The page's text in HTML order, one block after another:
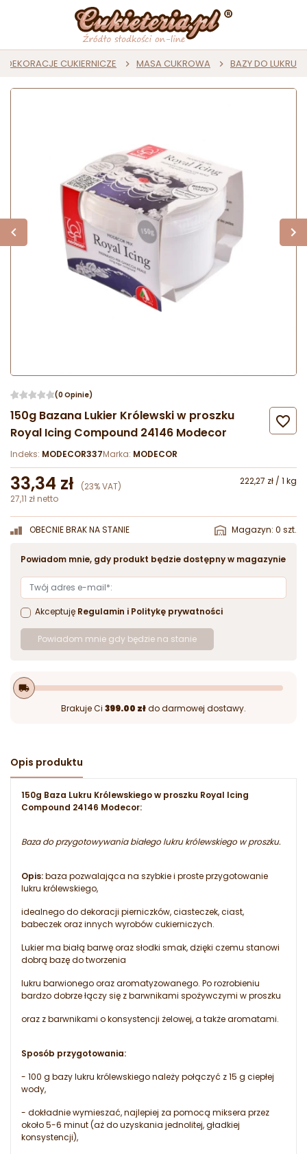
DEKORACJE CUKIERNICZE MASA CUKROWA BAZY DO LUKRU
(0 Opinie)
150g Bazana Lukier Królewski w proszku
Royal Icing Compound 24146 Modecor

Indeks: MODECOR337Marka: MODECOR
33,34 zł (23% VAT)
222,27 zł / 1 kg
27,11 zł netto
OBECNIE BRAK NA STANIE Magazyn: 0 szt.
Powiadom mnie, gdy produkt będzie dostępny w magazynie
Akceptuję Regulamin i Politykę prywatności
Powiadom mnie gdy będzie na stanie
local_shipping
Brakuje Ci 399.00 złdo darmowej dostawy.
Opis produktu
150g Baza Lukru Królewskiego w proszku Royal Icing
Compound 24146 Modecor:
Baza do przygotowywania białego lukru królewskiego w proszku.
Opis:baza pozwalająca na szybkie i proste przygotowanie
lukru królewskiego,
idealnego do dekoracji pierniczków, ciasteczek, ciast,
babeczek oraz innych wyrobów cukierniczych.
Lukier ma białą barwę oraz słodki smak, dzięki czemu stanowi
dobrą bazę do tworzenia
lukru barwionego oraz aromatyzowanego. Po rozrobieniu
bardzo dobrze łączy się z barwnikami spożywczymi w proszku
oraz z barwnikami o konsystencji żelowej, a także aromatami.
Sposób przygotowania:
- 100 g bazy lukru królewskiego należy połączyć z 15 g ciepłej
wody,
- dokładnie wymieszać, najlepiej za pomocą miksera przez
około 5-6 minut (aż do uzyskania jednolitej, gładkiej
konsystencji),